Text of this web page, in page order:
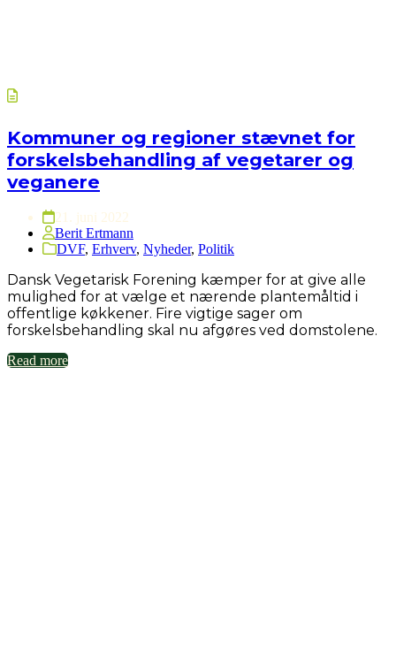
Kommuner og regioner stævnet for
forskelsbehandling af vegetarer og
veganere
21. juni 2022
Berit Ertmann
DVF, Erhverv, Nyheder, Politik
Dansk Vegetarisk Forening kæmper for at give alle
mulighed for at vælge et nærende plantemåltid i
offentlige køkkener. Fire vigtige sager om
forskelsbehandling skal nu afgøres ved domstolene.
Read more